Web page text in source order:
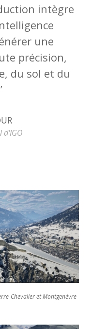
intègre
une
précision,
du sol et du
d'IGO
Chevalier et Montgenèvre